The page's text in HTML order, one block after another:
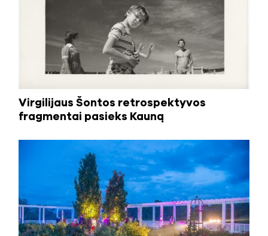
Virgilijaus Šontos retrospektyvos
fragmentai pasieks Kauną